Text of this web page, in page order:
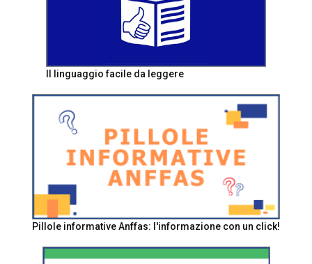
Il linguaggio facile da leggere
Pillole informative Anffas: l'informazione con un click!